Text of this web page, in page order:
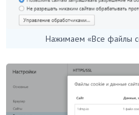
Нажимаем «Все файлы